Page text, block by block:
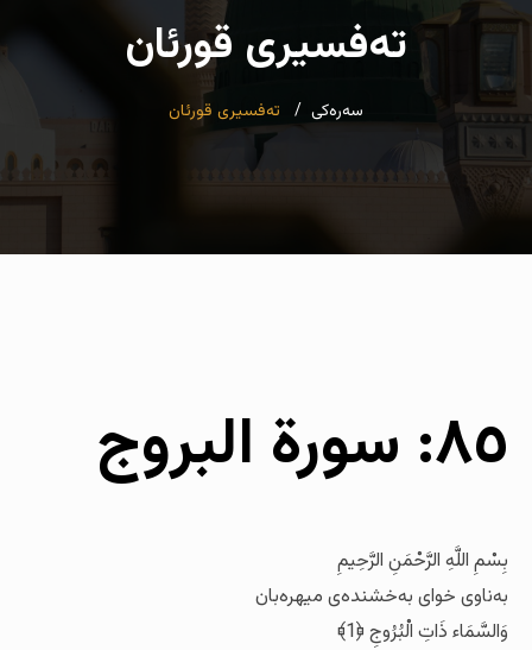
ته‌فسیری قورئان
ته‌فسیری قورئان سەرەکی
٨٥: سورة البروج
بِسْمِ اللَّهِ الرَّحْمَنِ الرَّحِيمِ
به‌ناوی خوای به‌خشنده‌ی میهره‌بان
وَالسَّمَاء ذَاتِ الْبُرُوجِ ﴿1﴾